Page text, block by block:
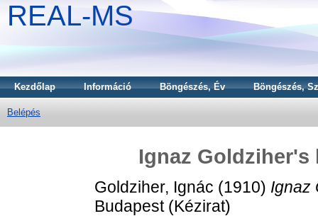
REAL-MS
Kezdőlap Információ Böngészés, Év Böngészés,
Belépés
Ignaz Goldziher's
Goldziher, Ignác (1910) Ignaz
Budapest (Kézirat)